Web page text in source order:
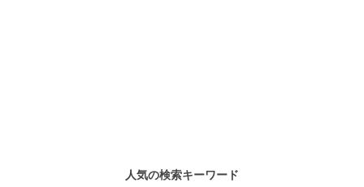
人気の検索キーワード